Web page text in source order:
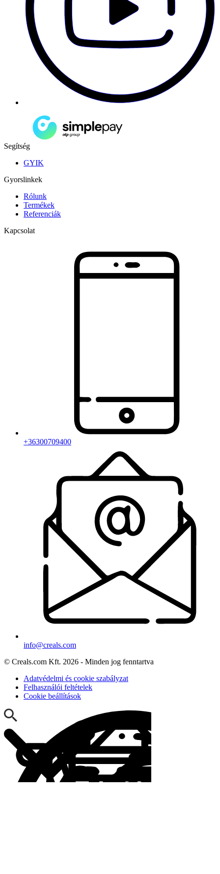
Segítség
GYIK
Gyorslinkek
Rólunk
Termékek
Referenciák
Kapcsolat
+36300709400
info@creals.com
© Creals.com Kft. 2026 - Minden jog fenntartva
Adatvédelmi és cookie szabályzat
Felhasználói feltételek
Cookie beállítások